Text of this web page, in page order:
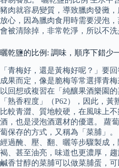
豬肉就容易變質，導致臘肉發黴
放心，因為臘肉食用時需要浸泡
會被清除掉，非常乾淨，所以不洗
曬乾鹽的比例: 調味，順序下錯少
「青梅好，還是黃梅好呢？」要
成果而定，像是脆梅等常選擇青
以回想或複習在「純釀果酒樂園
「熟香程度」（P62），因此，
比較青澀、質地較硬，在風味上
酒，也是浸泡酒選材的優選。 蘿
蔔保存的方式，又稱為「菜脯」
經過醃、壓、翻、曬等步驟製成
褐、甚至油亮，味道也更濃厚，趨
鹹香甘醇的菜脯可以做菜脯蛋，